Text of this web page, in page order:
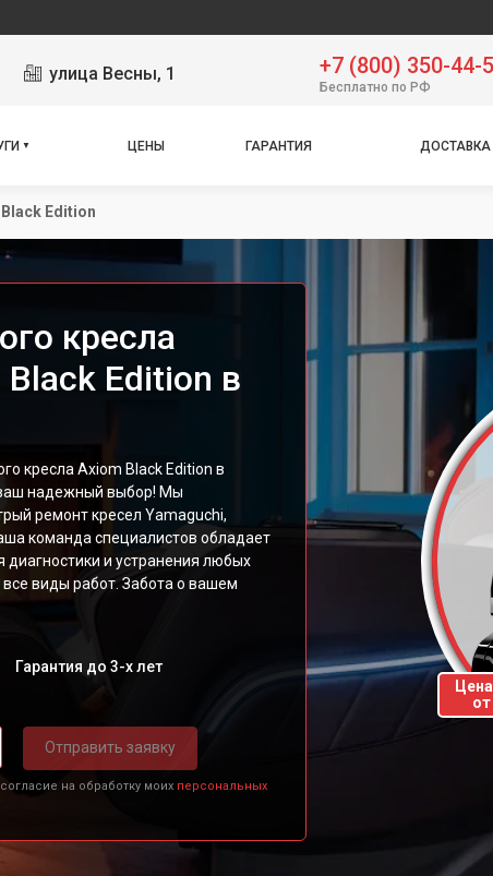
улица Весны, 1 +7 (800) 350-44-
Бесплатно по РФ
ЦЕНЫ ГАРАНТИЯ ДОСТАВКА
Edition
кресла
Edition в
кресла Axiom Black Edition в
надежный выбор! Мы
ремонт кресел Yamaguchi,
команда специалистов обладает
и устранения любых
все виды работ. Забота о вашем
Гарантия до 3-х лет
Отправить заявку
на обработку моих персональных
от